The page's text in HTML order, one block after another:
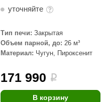
уточняйте
Тип печи: Закрытая
Объем парной, до: 26 м³
Материал: Чугун, Пироксенит
171 990 i
В корзину